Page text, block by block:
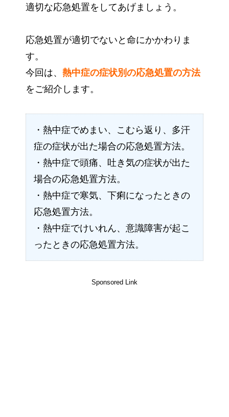
適切な応急処置をしてあげましょう。
応急処置が適切でないと命にかかわりま
す。
今回は、 熱中症の症状別の応急処置の方法
をご紹介します。
・熱中症でめまい、こむら返り、多汗
症の症状が出た場合の応急処置方法。
・熱中症で頭痛、吐き気の症状が出た
場合の応急処置方法。
・熱中症で寒気、下痢になったときの
応急処置方法。
・熱中症でけいれん、意識障害が起こ
ったときの応急処置方法。
Sponsored Link